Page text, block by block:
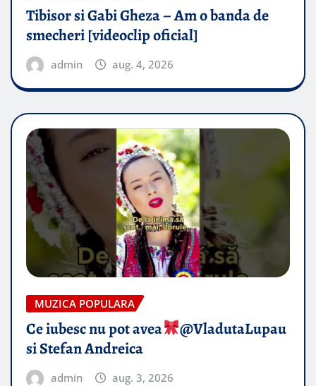
Tibisor si Gabi Gheza – Am o banda de
smecheri [videoclip oficial]
admin aug. 4, 2026
MUZICA POPULARA
Ce iubesc nu pot avea
​@VladutaLupau
si Stefan Andreica
admin aug. 3, 2026